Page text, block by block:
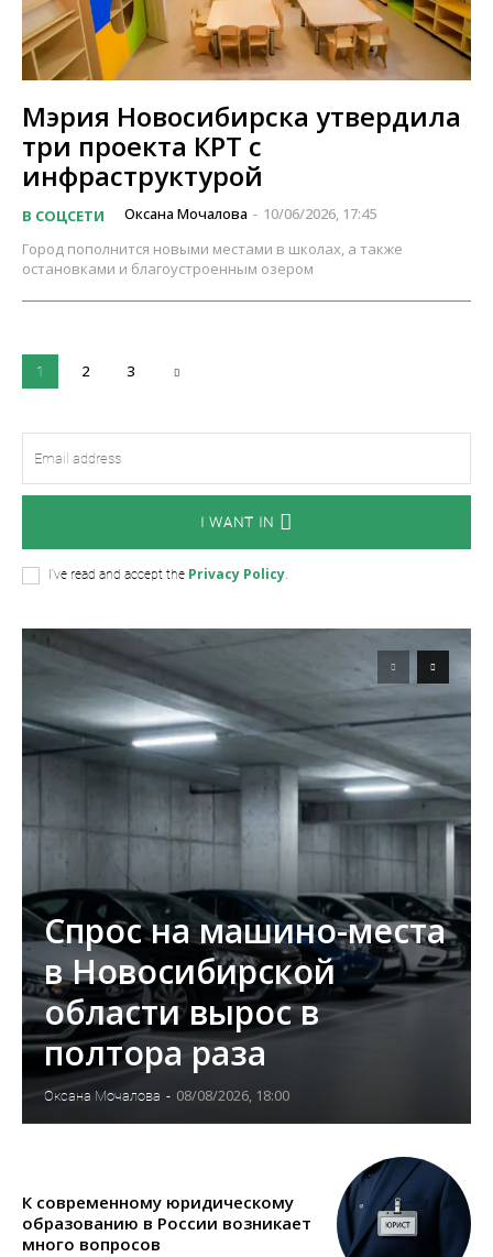
Мэрия Новосибирска утвердила
три проекта КРТ с
инфраструктурой
В СОЦСЕТИ Оксана Мочалова - 10/06/2026, 17:45
Город пополнится новыми местами в школах, а также
остановками и благоустроенным озером
1 2 3
I WANT IN
I've read and accept the Privacy Policy.
Спрос на машино-места
в Новосибирской
области вырос в
полтора раза
Оксана Мочалова - 08/08/2026, 18:00
К современному юридическому
образованию в России возникает
много вопросов